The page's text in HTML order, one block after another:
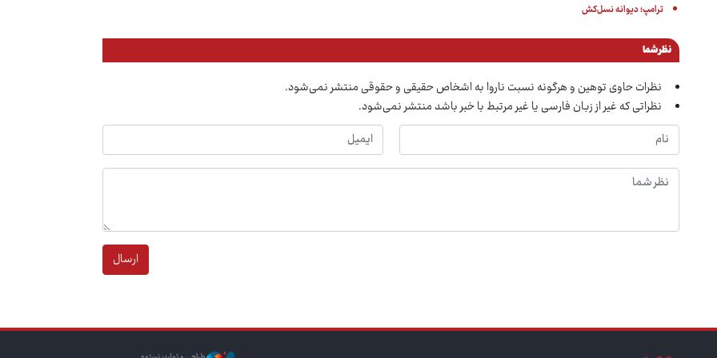
ترامپ؛ دیوانه نسل‌کش
نظر شما
نظرات حاوی توهین و هرگونه نسبت ناروا به اشخاص حقیقی و حقوقی منتشر نمی‌شود.
نظراتی که غیر از زبان فارسی یا غیر مرتبط با خبر باشد منتشر نمی‌شود.
ارسال